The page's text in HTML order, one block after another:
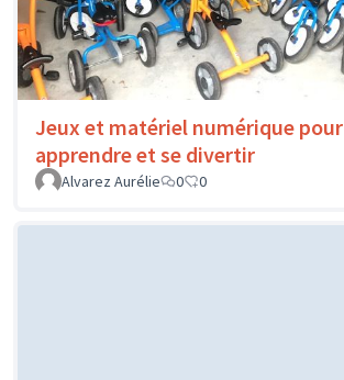
Jeux et matériel numérique pour
apprendre et se divertir
Alvarez Aurélie
0 0